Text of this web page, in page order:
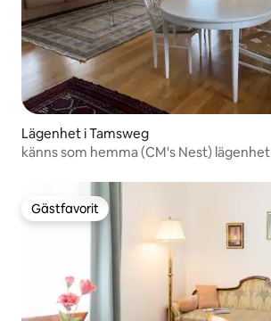
Lägenhet i Tamsweg
känns som hemma (CM's Nest) lägenhet
Gästfavorit
Gästfavorit